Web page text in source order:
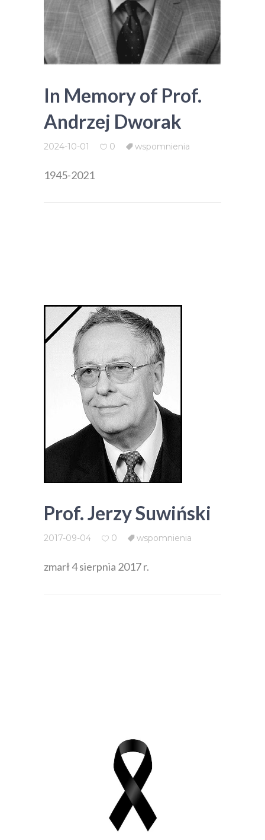
In Memory of Prof.
Andrzej Dworak
2024-10-01 0 wspomnienia
1945-2021
Prof. Jerzy Suwiński
2017-09-04 0 wspomnienia
zmarł 4 sierpnia 2017 r.